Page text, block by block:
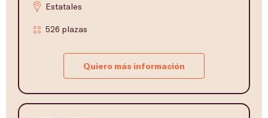
Estatales
526 plazas
Quiero más información